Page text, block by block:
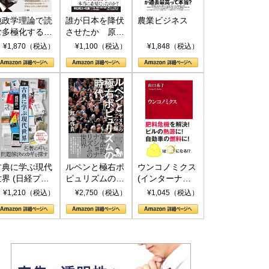
政学理論で読
多極化する世
トランプと
¥1,870（税込）
誰が日本を降伏
させたか 原爆
投下、ソ連参
(PHP新書)
¥1,100（税込）
農業ビジネス
¥1,848（税込）
典に学ぶ現代
界 (日経プレ
アシリーズ)
¥1,210（税込）
ルペンと極右ポ
ピュリズムの時
代：〈ヤヌス〉
¥2,750（税込）
ウンコノミクス
(インターナシ
ョナル新書)
¥1,045（税込）